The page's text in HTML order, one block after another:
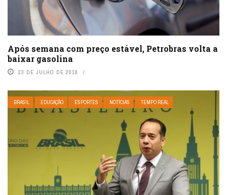
Após semana com preço estável, Petrobras volta a
baixar gasolina
23 DE JULHO DE 2018
BRASIL EDUCAÇÃO ESPORTES NOTÍCIAS TEMPO REAL